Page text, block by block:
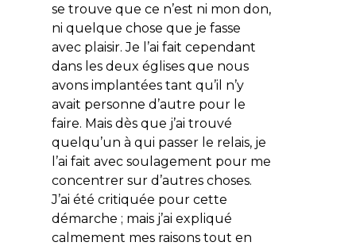
se trouve que ce n’est ni mon don,
ni quelque chose que je fasse
avec plaisir. Je l’ai fait cependant
dans les deux églises que nous
avons implantées tant qu’il n’y
avait personne d’autre pour le
faire. Mais dès que j’ai trouvé
quelqu’un à qui passer le relais, je
l’ai fait avec soulagement pour me
concentrer sur d’autres choses.
J’ai été critiquée pour cette
démarche ; mais j’ai expliqué
calmement mes raisons tout en